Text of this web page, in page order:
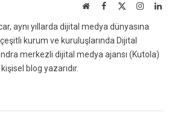
WebsiteFacebook InstagramLinkedIn
aynı yıllarda dijital medya dünyasına
kurum ve kuruluşlarında Dijital
merkezli dijital medya ajansı (Kutola)
blog yazarıdır.